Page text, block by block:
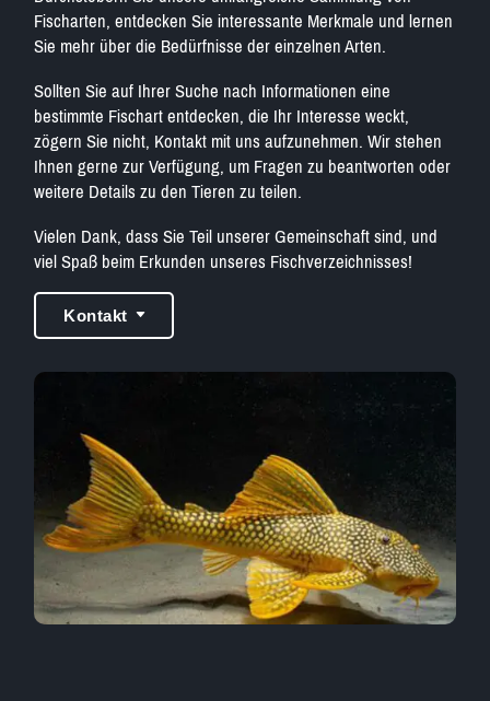
Fischarten, entdecken Sie interessante Merkmale und lernen
Sie mehr über die Bedürfnisse der einzelnen Arten.
Sollten Sie auf Ihrer Suche nach Informationen eine
bestimmte Fischart entdecken, die Ihr Interesse weckt,
zögern Sie nicht, Kontakt mit uns aufzunehmen. Wir stehen
Ihnen gerne zur Verfügung, um Fragen zu beantworten oder
weitere Details zu den Tieren zu teilen.
Vielen Dank, dass Sie Teil unserer Gemeinschaft sind, und
viel Spaß beim Erkunden unseres Fischverzeichnisses!
Kontakt